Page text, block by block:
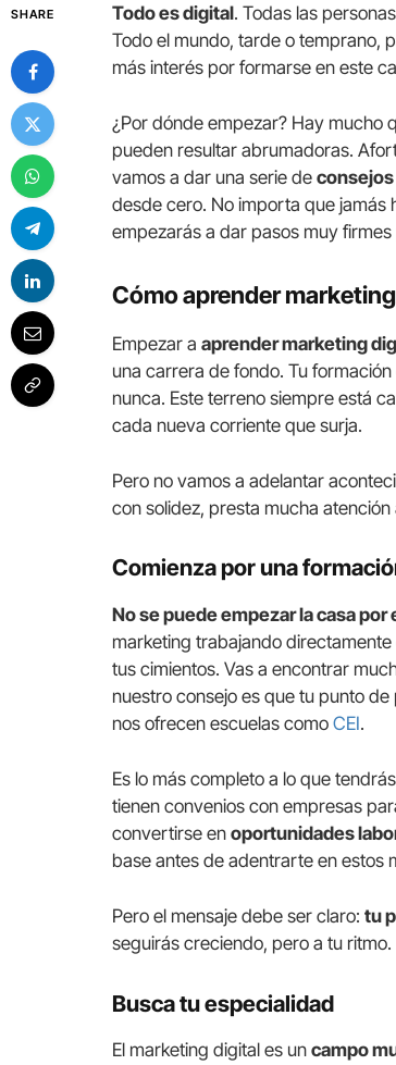
SHARE Todo es digital. Todas las
Todo el mundo, tarde o temprano,
más interés por formarse en este
¿Por dónde empezar? Hay mucho
pueden resultar abrumadoras.
vamos a dar una serie de
desde cero. No importa que jamás
empezarás a dar pasos muy
Cómo aprender
Empezar a aprender marketing
una carrera de fondo. Tu
nunca. Este terreno siempre está
cada nueva corriente que surja.
Pero no vamos a adelantar
con solidez, presta mucha atención
Comienza por una
No se puede empezar la casa por
marketing trabajando
tus cimientos. Vas a encontrar
nuestro consejo es que tu punto
nos ofrecen escuelas como CEI.
Es lo más completo a lo que
tienen convenios con empresas
convertirse en oportunidades
base antes de adentrarte en estos
Pero el mensaje debe ser claro: tu
seguirás creciendo, pero a tu ritmo.
Busca tu especialidad
El marketing digital es un campo